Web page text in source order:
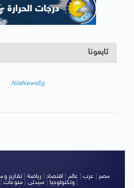
تابعونا
NileNewsEg
مصر عرب عالم اقتصاد رياضة |تقارير
وتكنولوجيا| سيدتى منوعات
|